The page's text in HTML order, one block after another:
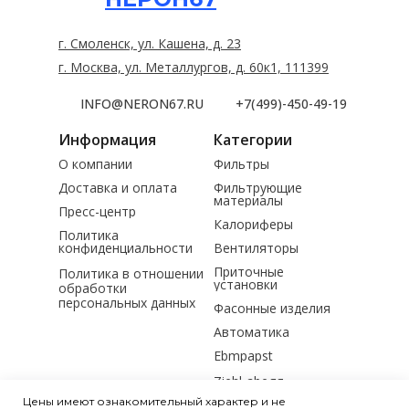
Цены имеют ознакомительный характер и не
Информация Категории
Фильтры
Доставка и оплата
Пресс-центр
О компании
INFO@NERON67.RU +7(499)-450-49-19
Политика
конфиденциальности
Политика в отношении
обработки
персональных данных
Фильтрующие
материалы
Вентиляторы
Калориферы
Ebmpapst
Приточные
установки
Фасонные изделия
Автоматика
Ziehl-abegg
г. Смоленск, ул. Кашена, д. 23
г. Москва, ул. Металлургов, д. 60к1, 111399